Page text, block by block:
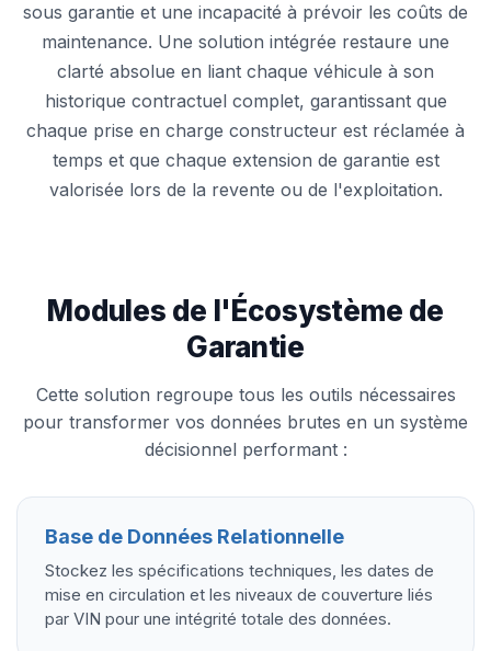
sous garantie et une incapacité à prévoir les coûts de
maintenance. Une solution intégrée restaure une
clarté absolue en liant chaque véhicule à son
historique contractuel complet, garantissant que
chaque prise en charge constructeur est réclamée à
temps et que chaque extension de garantie est
valorisée lors de la revente ou de l'exploitation.
Modules de l'Écosystème de
Garantie
Cette solution regroupe tous les outils nécessaires
pour transformer vos données brutes en un système
décisionnel performant :
Base de Données Relationnelle
Stockez les spécifications techniques, les dates de
mise en circulation et les niveaux de couverture liés
par VIN pour une intégrité totale des données.